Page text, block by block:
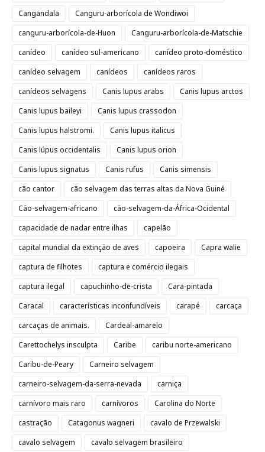
Cangandala
Canguru-arborícola de Wondiwoi
canguru-arborícola-de-Huon
Canguru-arborícola-de-Matschie
canídeo
canídeo sul-americano
canídeo proto-doméstico
canídeo selvagem
canídeos
canídeos raros
canídeos selvagens
Canis lupus arabs
Canis lupus arctos
Canis lupus baileyi
Canis lupus crassodon
Canis lupus halstromi.
Canis lupus italicus
Canis lúpus occidentalis
Canis lupus orion
Canis lupus signatus
Canis rufus
Canis simensis
cão cantor
cão selvagem das terras altas da Nova Guiné
Cão-selvagem-africano
cão-selvagem-da-África-Ocidental
capacidade de nadar entre ilhas
capelão
capital mundial da extinção de aves
capoeira
Capra walie
captura de filhotes
captura e comércio ilegais
captura ilegal
capuchinho-de-crista
Cara-pintada
Caracal
características inconfundíveis carapé
carcaça
carcaças de animais.
Cardeal-amarelo
Carettochelys insculpta
Caribe
caribu norte-americano
Caribu-de-Peary
Carneiro selvagem
carneiro-selvagem-da-serra-nevada
carniça
carnívoro mais raro
carnívoros
Carolina do Norte
castração
Catagonus wagneri
cavalo de Przewalski
cavalo selvagem
cavalo selvagem brasileiro